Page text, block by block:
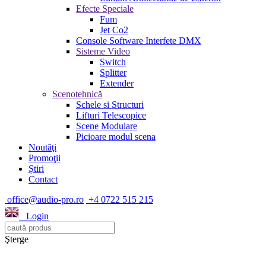
Efecte Speciale
Fum
Jet Co2
Console Software Interfete DMX
Sisteme Video
Switch
Splitter
Extender
Scenotehnică
Schele si Structuri
Lifturi Telescopice
Scene Modulare
Picioare modul scena
Noutăţi
Promoţii
Știri
Contact
office@audio-pro.ro +4 0722 515 215
Login
Şterge